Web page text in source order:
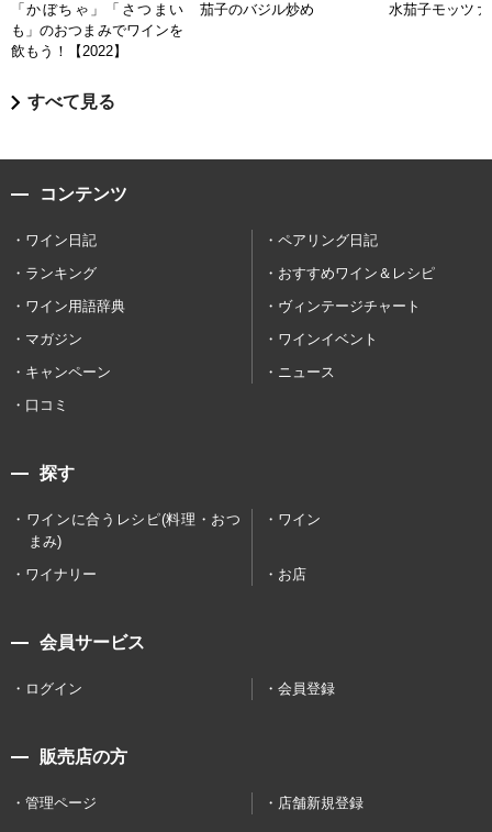
「かぼちゃ」「さつまい
も」のおつまみでワインを
飲もう！【2022】
茄子のバジル炒め 水茄子モッツァ
すべて見る
コンテンツ
ワイン日記
ペアリング日記
ランキング
おすすめワイン＆レシピ
ワイン用語辞典
ヴィンテージチャート
マガジン
ワインイベント
キャンペーン
ニュース
口コミ
探す
ワインに合うレシピ(料理・おつ
まみ)
ワイン
ワイナリー お店
会員サービス
ログイン 会員登録
販売店の方
管理ページ 店舗新規登録